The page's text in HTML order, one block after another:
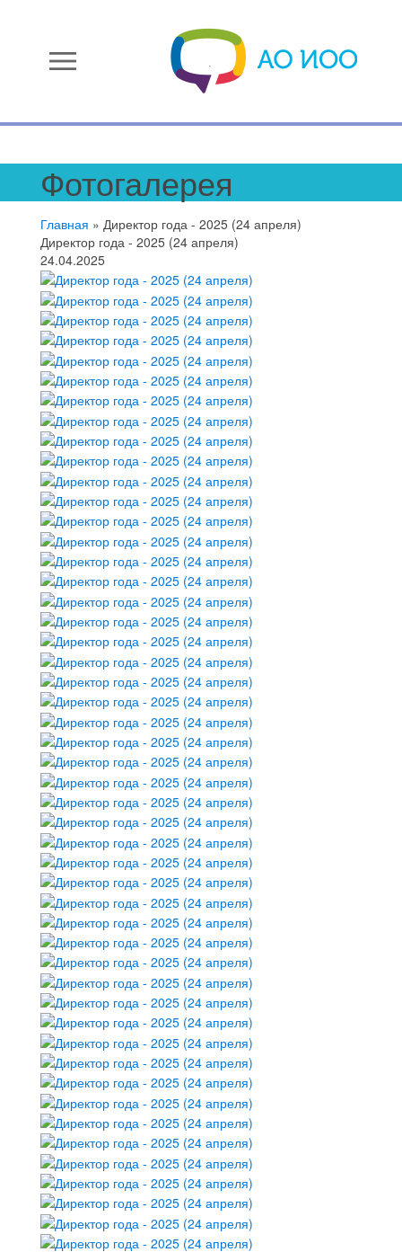
menu
Фотогалерея
Главная » Директор года - 2025 (24 апреля)
Директор года - 2025 (24 апреля)
24.04.2025